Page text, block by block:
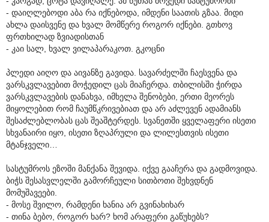
- დაიღლებოდი აბა რა იქნებოდა, იმდენი საათის გზაა. მიდი
ახლა დაისვენე და ხვალ მომწერე როგორ იქნები. გთხოვ
ფრთხილად ზვიადისთან
- კაი სალ, ხვალ ვილაპარაკოთ. გკოცნი
პლედი აიღო და აივანზე გავიდა. სავარძელში ჩაესვენა და
ვარსკვლავებით მოჭედილ ცას მიაჩერდა. თბილისში ჭირდა
ვარსკვლავების დანახვა, იმხელა შენობები, ერთი მეორეს
მიყოლებით რომ ჩაუმწკრივებიათ და არ აძლევენ ადამიანს
შესაძლებლობას ცას შეაშტერდეს. სვანეთში ყველაფერი ისეთი
სხვანაირი იყო, ისეთი ზღაპრული და ლილესთვის ისეთი
მტანჯველი…
სასტუმროს ეზოში მანქანა შევიდა. იქვე გააჩერა და გადმოვიდა.
ბიჭს შესასვლელში გამორჩეული სითბოთი შეხვდნენ
მომუშავეები.
- მოსე შვილო, რამდენი ხანია არ გვინახიხარ
- თინა ბებო, როგორ ხარ? ხომ არაფერი გაწუხებს?